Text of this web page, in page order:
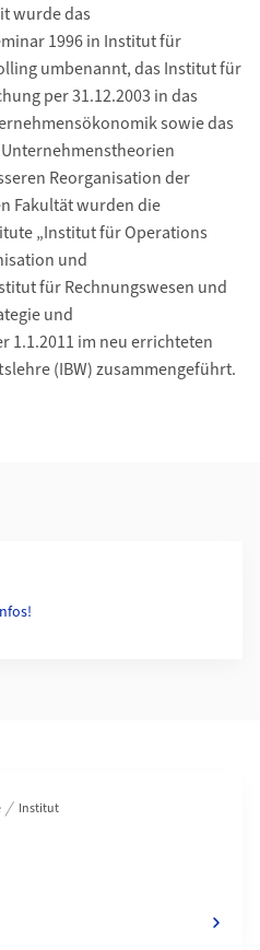
wurde das
1996 in Institut für
umbenannt, das Institut für
per 31.12.2003 in das
sowie das
Reorganisation der
Fakultät wurden die
„Institut für Operations
und
für Rechnungswesen und
und
1.1.2011 im neu errichteten
(IBW) zusammengeführt.
Institut